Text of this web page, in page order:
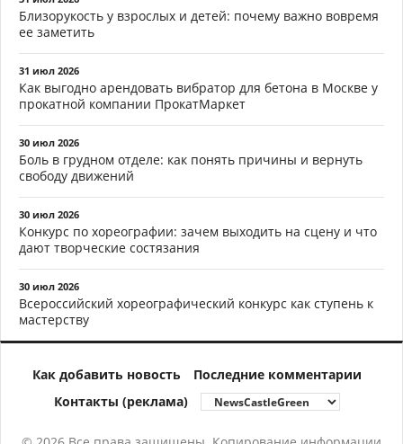
Близорукость у взрослых и детей: почему важно вовремя
ее заметить
31 июл 2026
Как выгодно арендовать вибратор для бетона в Москве у
прокатной компании ПрокатМаркет
30 июл 2026
Боль в грудном отделе: как понять причины и вернуть
свободу движений
30 июл 2026
Конкурс по хореографии: зачем выходить на сцену и что
дают творческие состязания
30 июл 2026
Всероссийский хореографический конкурс как ступень к
мастерству
Как добавить новость
Последние комментарии
Контакты (реклама)